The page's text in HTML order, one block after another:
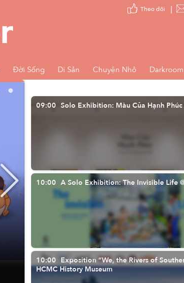
Đăng ký
Đời Sống Di Sản Chuyện Nhỏ Darkroom
Cái ngố mà
họa sĩ Minh
09:00 Solo Exhibition: Màu Của Hạnh Phúc
10:00 A Solo Exhibition: The Invisible Life
10:00 Exposition “We, the Rivers of
HCMC History Museum